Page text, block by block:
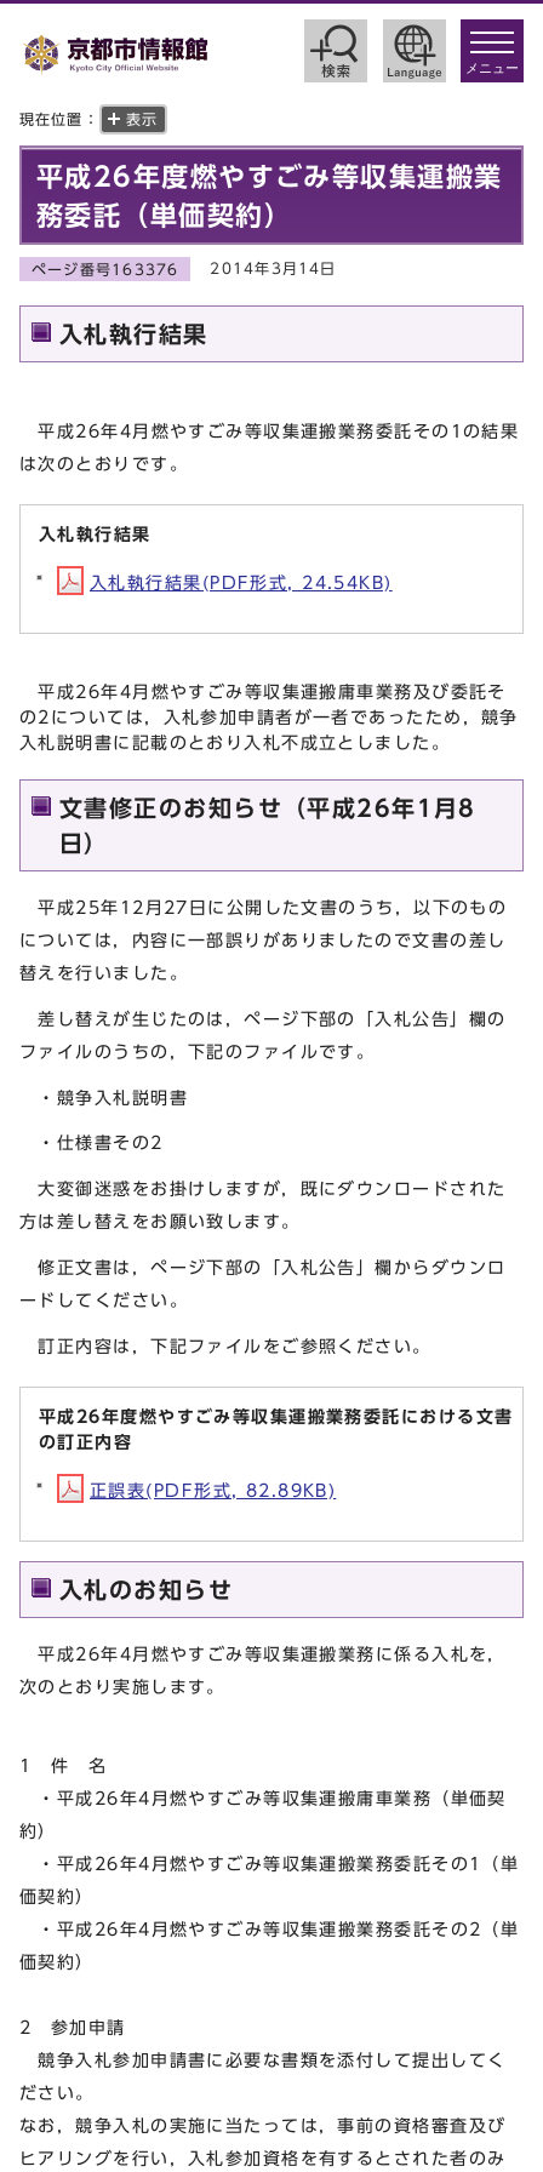
toggle
メニュー
現在位置： 表示
平成26年度燃やすごみ等収集運搬業
務委託（単価契約）
ページ番号163376 2014年3月14日
入札執行結果
平成26年4月燃やすごみ等収集運搬業務委託その1の結果
は次のとおりです。
入札執行結果
入札執行結果(PDF形式, 24.54KB)
平成26年4月燃やすごみ等収集運搬庸車業務及び委託そ
の2については，入札参加申請者が一者であったため，競争
入札説明書に記載のとおり入札不成立としました。
文書修正のお知らせ（平成26年1月8
日）
平成25年12月27日に公開した文書のうち，以下のもの
については，内容に一部誤りがありましたので文書の差し
替えを行いました。
差し替えが生じたのは，ページ下部の「入札公告」欄の
ファイルのうちの，下記のファイルです。
・競争入札説明書
・仕様書その2
大変御迷惑をお掛けしますが，既にダウンロードされた
方は差し替えをお願い致します。
修正文書は，ページ下部の「入札公告」欄からダウンロ
ードしてください。
訂正内容は，下記ファイルをご参照ください。
平成26年度燃やすごみ等収集運搬業務委託における文書
の訂正内容
正誤表(PDF形式, 82.89KB)
入札のお知らせ
平成26年4月燃やすごみ等収集運搬業務に係る入札を，
次のとおり実施します。
1 件 名
・平成26年4月燃やすごみ等収集運搬庸車業務（単価契
約）
・平成26年4月燃やすごみ等収集運搬業務委託その1（単
価契約）
・平成26年4月燃やすごみ等収集運搬業務委託その2（単
価契約）
2 参加申請
競争入札参加申請書に必要な書類を添付して提出してく
ださい。
なお，競争入札の実施に当たっては，事前の資格審査及び
ヒアリングを行い，入札参加資格を有するとされた者のみ